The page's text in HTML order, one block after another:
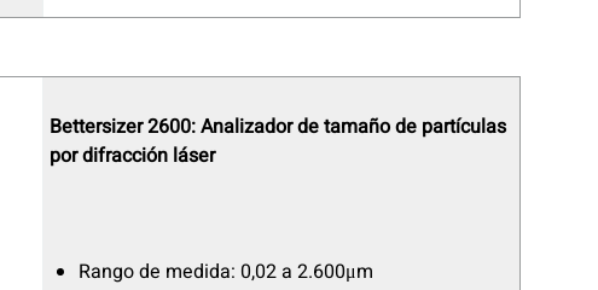
Bettersizer 2600: Analizador de tamaño de partículas
por difracción láser
Rango de medida: 0,02 a 2.600μm